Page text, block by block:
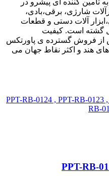
شارژی، برقی،بادی،
آلات دستی و قطعات
گشته است. کیفیت
از فروش گسترده ی پاورتکس
هند و اکثر نقاط جهان می